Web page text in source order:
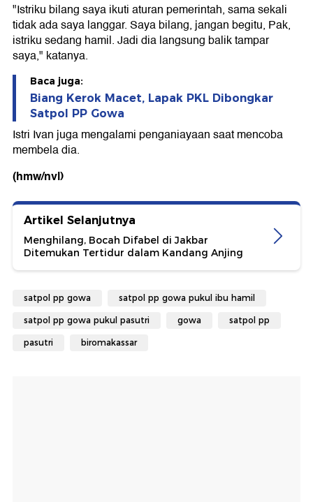
"Istriku bilang saya ikuti aturan pemerintah, sama sekali
tidak ada saya langgar. Saya bilang, jangan begitu, Pak,
istriku sedang hamil. Jadi dia langsung balik tampar
saya," katanya.
Baca juga:
Biang Kerok Macet, Lapak PKL Dibongkar
Satpol PP Gowa
Istri Ivan juga mengalami penganiayaan saat mencoba
membela dia.
(hmw/nvl)
Artikel Selanjutnya
Menghilang, Bocah Difabel di Jakbar
Ditemukan Tertidur dalam Kandang Anjing
satpol pp gowa satpol pp gowa pukul ibu hamil
satpol pp gowa pukul pasutri gowa satpol pp
pasutri biromakassar